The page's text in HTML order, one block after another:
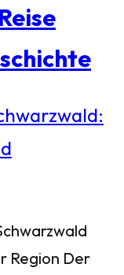
Region Der